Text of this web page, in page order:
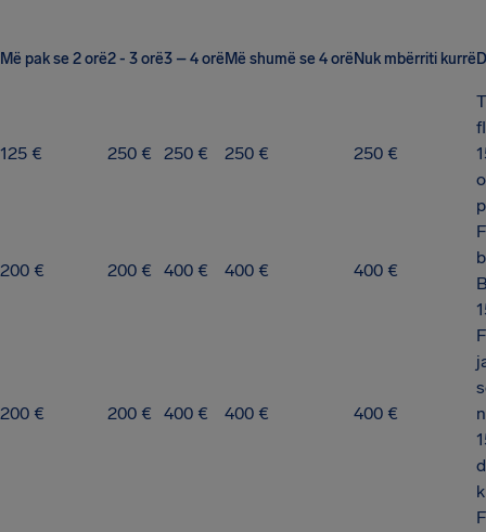
Më pak se 2 orë2 - 3 orë3 – 4 orëMë shumë se 4 orëNuk mbërriti kurrë
125 € 250 € 250 € 250 € 250 €
200 € 200 € 400 € 400 € 400 €
200 € 200 € 400 € 400 € 400 €